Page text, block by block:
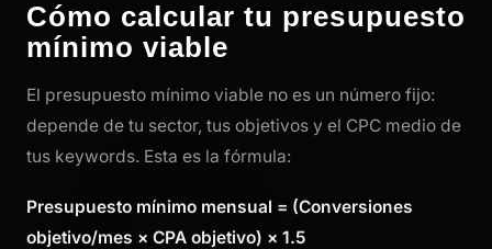
Cómo calcular tu presupuesto
mínimo viable
El presupuesto mínimo viable no es un número fijo:
depende de tu sector, tus objetivos y el CPC medio de
tus keywords. Esta es la fórmula:
Presupuesto mínimo mensual = (Conversiones
objetivo/mes × CPA objetivo) × 1.5